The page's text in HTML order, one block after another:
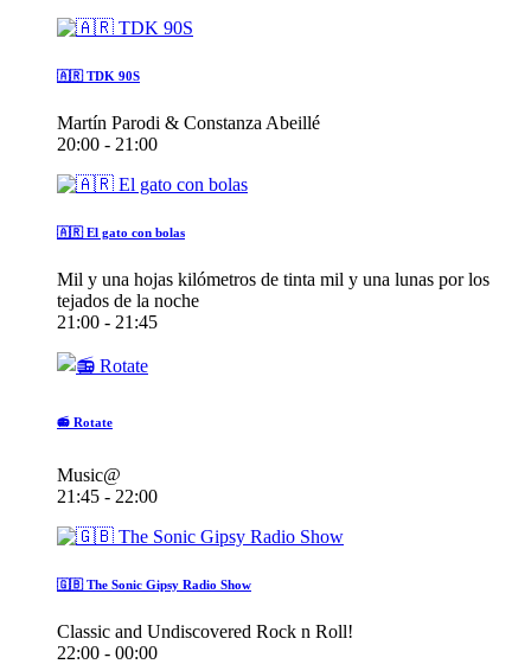
🇦🇷 TDK 90S
Martín Parodi & Constanza Abeillé
20:00 - 21:00
🇦🇷 El gato con bolas
Mil y una hojas kilómetros de tinta mil y una lunas por los
tejados de la noche
21:00 - 21:45
📻 Rotate
Music@
21:45 - 22:00
🇬🇧 The Sonic Gipsy Radio Show
Classic and Undiscovered Rock n Roll!
22:00 - 00:00